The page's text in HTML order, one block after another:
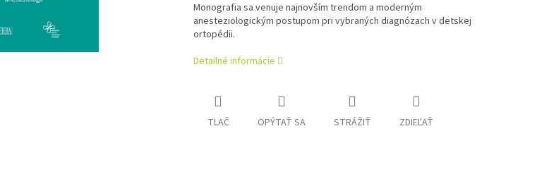
Monografia sa venuje najnovším trendom a moderným
anesteziologickým postupom pri vybraných diagnózach v detskej
ortopédii.
Detailné informácie
TLAČ OPÝTAŤ SA STRÁŽIŤ ZDIEĽAŤ